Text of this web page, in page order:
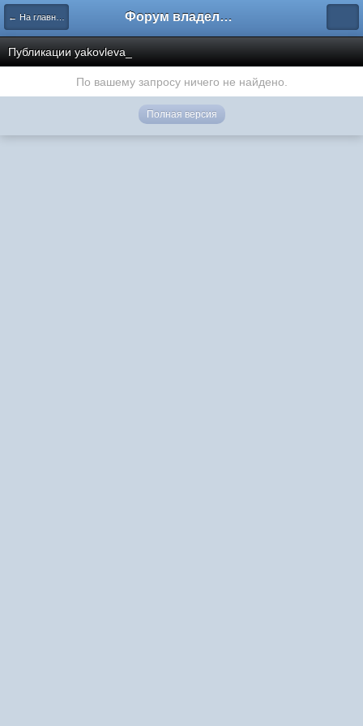
← На главную Форум владельцев интернет-магазинов
Публикации yakovleva_
По вашему запросу ничего не найдено.
Полная версия